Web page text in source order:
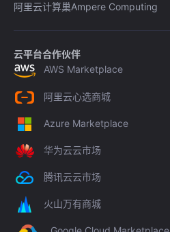
阿里云计算巢Ampere Computing
云平台合作伙伴
AWS Marketplace
阿里云心选商城
Azure Marketplace
华为云云市场
腾讯云云市场
火山万有商城